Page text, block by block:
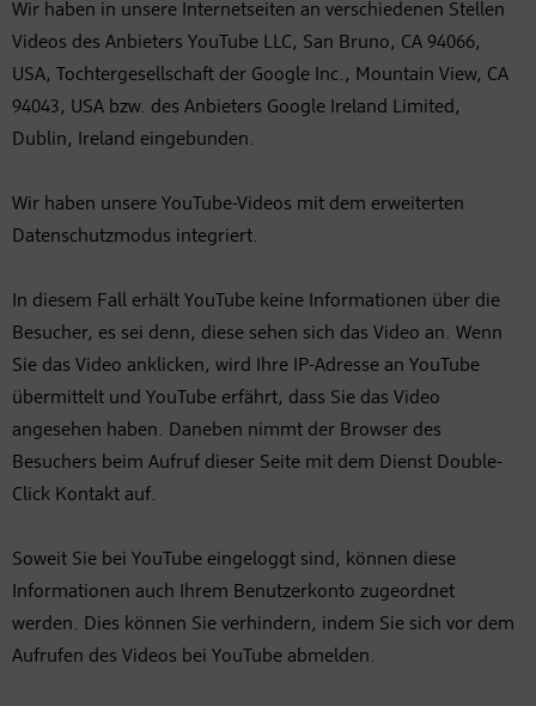
Wir haben in unsere Internetseiten an verschiedenen Stellen
Videos des Anbieters YouTube LLC, San Bruno, CA 94066,
USA, Tochtergesellschaft der Google Inc., Mountain View, CA
94043, USA bzw. des Anbieters Google Ireland Limited,
Dublin, Ireland eingebunden.
Wir haben unsere YouTube-Videos mit dem erweiterten
Datenschutzmodus integriert.
In diesem Fall erhält YouTube keine Informationen über die
Besucher, es sei denn, diese sehen sich das Video an. Wenn
Sie das Video anklicken, wird Ihre IP-Adresse an YouTube
übermittelt und YouTube erfährt, dass Sie das Video
angesehen haben. Daneben nimmt der Browser des
Besuchers beim Aufruf dieser Seite mit dem Dienst Double-
Click Kontakt auf.
Soweit Sie bei YouTube eingeloggt sind, können diese
Informationen auch Ihrem Benutzerkonto zugeordnet
werden. Dies können Sie verhindern, indem Sie sich vor dem
Aufrufen des Videos bei YouTube abmelden.